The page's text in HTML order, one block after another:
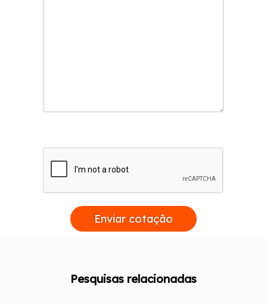
Enviar cotação
Pesquisas relacionadas